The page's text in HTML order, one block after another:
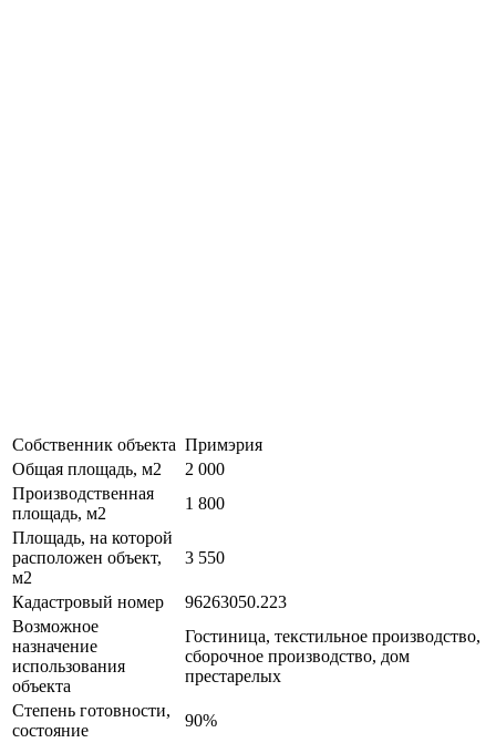
Собственник объекта Примэрия
Общая площадь, м2
2 000
Производственная
площадь, м2
1 800
Площадь, на которой
расположен объект,
м2
3 550
Кадастровый номер
96263050.223
Возможное
назначение
использования
объекта
Гостиница, текстильное производство,
сборочное производство, дом
престарелых
Степень готовности,
состояние
90%